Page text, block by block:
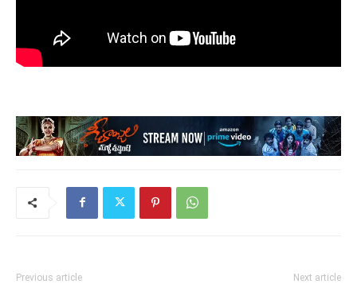
Previous article Next article